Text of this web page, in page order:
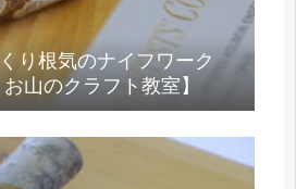
り根気のナイフワーク
山のクラフト教室】